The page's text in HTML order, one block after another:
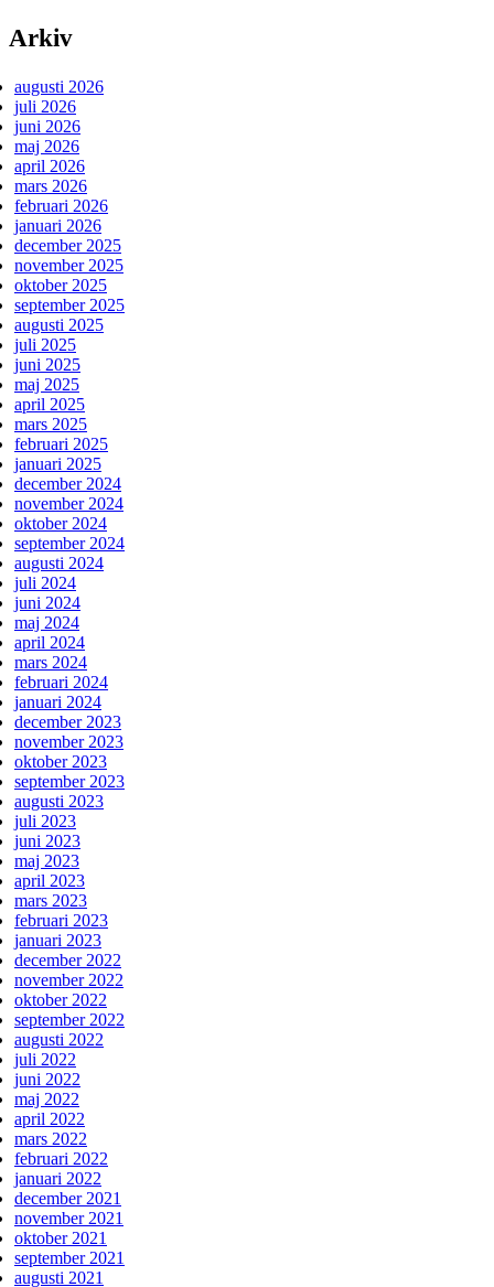
Arkiv
augusti 2026
juli 2026
juni 2026
maj 2026
april 2026
mars 2026
februari 2026
januari 2026
december 2025
november 2025
oktober 2025
september 2025
augusti 2025
juli 2025
juni 2025
maj 2025
april 2025
mars 2025
februari 2025
januari 2025
december 2024
november 2024
oktober 2024
september 2024
augusti 2024
juli 2024
juni 2024
maj 2024
april 2024
mars 2024
februari 2024
januari 2024
december 2023
november 2023
oktober 2023
september 2023
augusti 2023
juli 2023
juni 2023
maj 2023
april 2023
mars 2023
februari 2023
januari 2023
december 2022
november 2022
oktober 2022
september 2022
augusti 2022
juli 2022
juni 2022
maj 2022
april 2022
mars 2022
februari 2022
januari 2022
december 2021
november 2021
oktober 2021
september 2021
augusti 2021